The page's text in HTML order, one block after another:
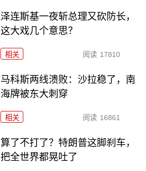
泽连斯基一夜斩总理又砍防长，
这大戏几个意思？
相关 阅读 17810
马科斯两线溃败：沙拉稳了，南
海牌被东大刺穿
相关 阅读 16861
算了不打了？特朗普这脚刹车，
把全世界都晃吐了